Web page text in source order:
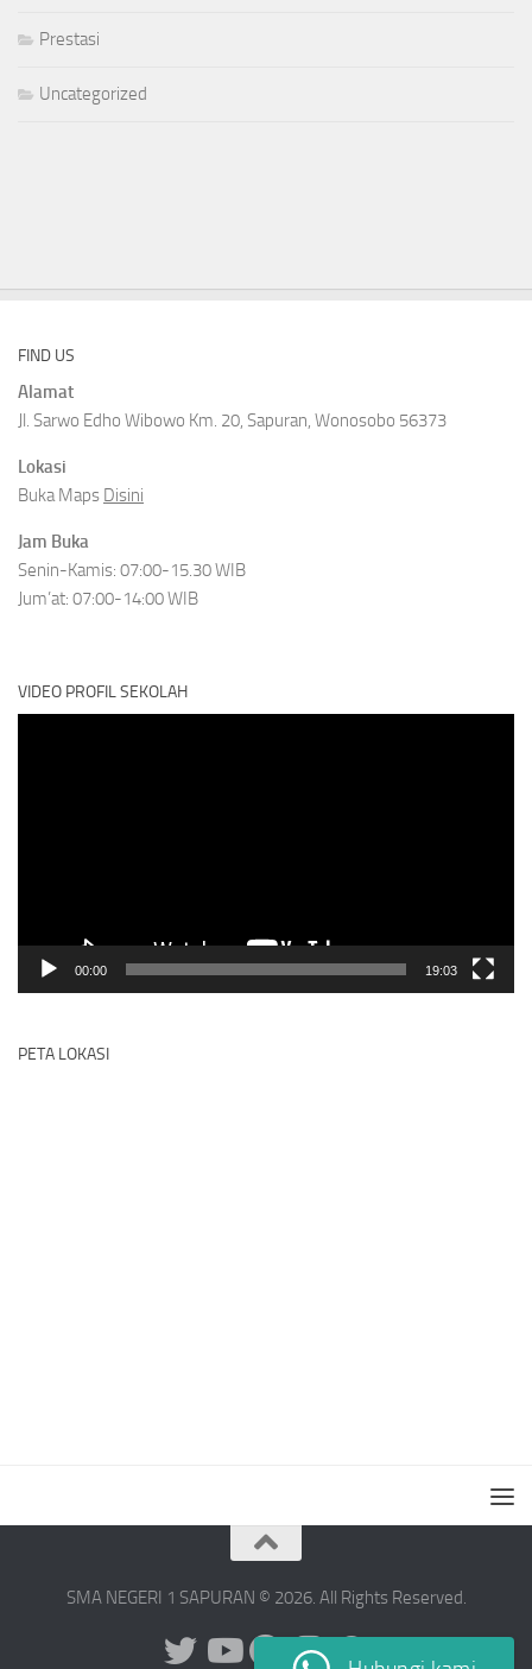
Prestasi
Uncategorized
FIND US
Alamat
Jl. Sarwo Edho Wibowo Km. 20, Sapuran, Wonosobo 56373
Lokasi
Buka Maps Disini
Jam Buka
Senin-Kamis: 07:00-15.30 WIB
Jum’at: 07:00-14:00 WIB
VIDEO PROFIL SEKOLAH
00:00 19:03
PETA LOKASI
SMA NEGERI 1 SAPURAN © 2026. All Rights Reserved.